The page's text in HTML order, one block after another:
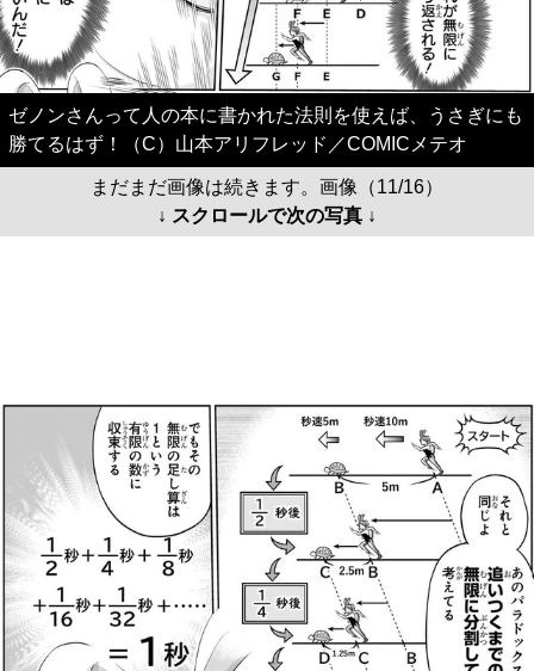
ゼノンさんって人の本に書かれた法則を使えば、うさぎにも
勝てるはず！（C）山本アリフレッド／COMICメテオ
まだまだ画像は続きます。画像（11/16）
↓ スクロールで次の写真 ↓